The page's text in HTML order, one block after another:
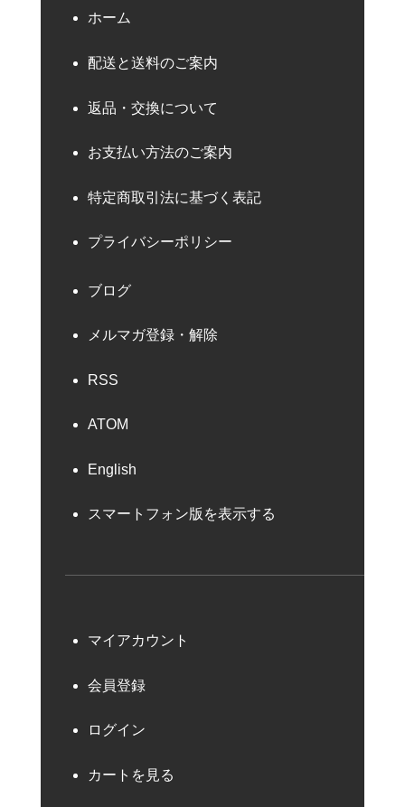
ホーム
配送と送料のご案内
返品・交換について
お支払い方法のご案内
特定商取引法に基づく表記
プライバシーポリシー
ブログ
メルマガ登録・解除
RSS
ATOM
English
スマートフォン版を表示する
マイアカウント
会員登録
ログイン
カートを見る